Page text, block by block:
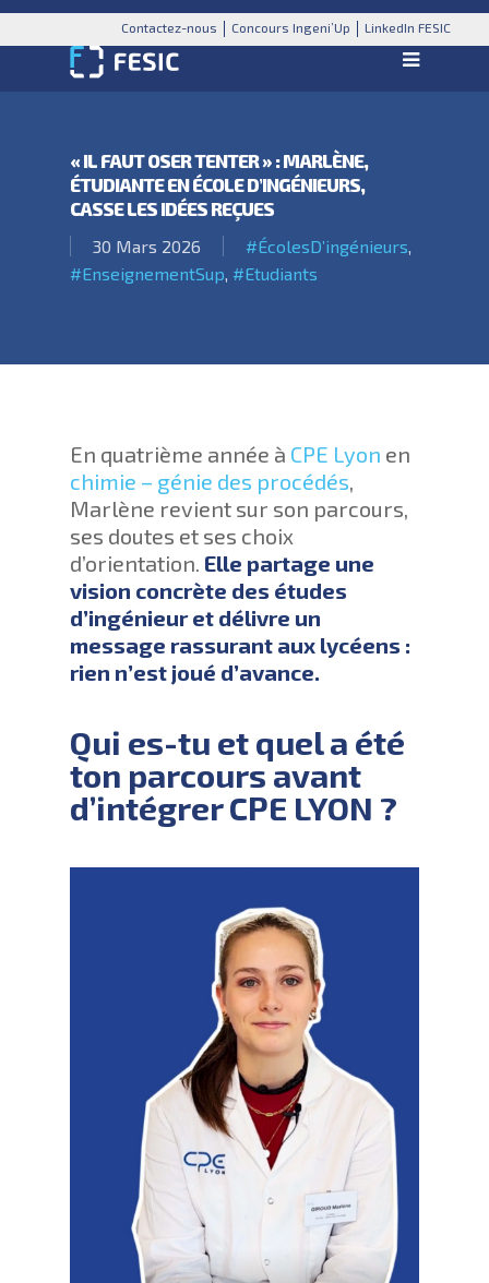
Contactez-nous Concours Ingeni’Up LinkedIn FESIC
« IL FAUT OSER TENTER » : MARLÈNE,
ÉTUDIANTE EN ÉCOLE D’INGÉNIEURS,
CASSE LES IDÉES REÇUES
30 Mars 2026 #ÉcolesD’ingénieurs,
#EnseignementSup, #Etudiants
En quatrième année à CPE Lyon en
chimie – génie des procédés,
Marlène revient sur son parcours,
ses doutes et ses choix
d’orientation. Elle partage une
vision concrète des études
d’ingénieur et délivre un
message rassurant aux lycéens :
rien n’est joué d’avance.
Qui es-tu et quel a été
ton parcours avant
d’intégrer CPE LYON ?